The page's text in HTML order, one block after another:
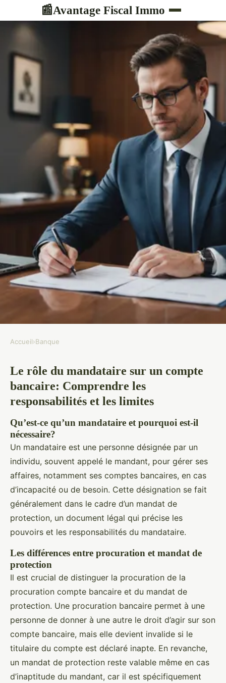
📰Avantage Fiscal Immo
Le rôle du mandataire sur un
compte bancaire
Accueil›Banque
Le rôle du mandataire sur un compte
bancaire: Comprendre les
responsabilités et les limites
Qu’est-ce qu’un mandataire et pourquoi est-il
nécessaire?
Un mandataire est une personne désignée par un
individu, souvent appelé le mandant, pour gérer ses
affaires, notamment ses comptes bancaires, en cas
d’incapacité ou de besoin. Cette désignation se fait
généralement dans le cadre d’un mandat de
protection, un document légal qui précise les
pouvoirs et les responsabilités du mandataire.
Les différences entre procuration et mandat de
protection
Il est crucial de distinguer la procuration de la
procuration compte bancaire et du mandat de
protection. Une procuration bancaire permet à une
personne de donner à une autre le droit d’agir sur son
compte bancaire, mais elle devient invalide si le
titulaire du compte est déclaré inapte. En revanche,
un mandat de protection reste valable même en cas
d’inaptitude du mandant, car il est spécifiquement